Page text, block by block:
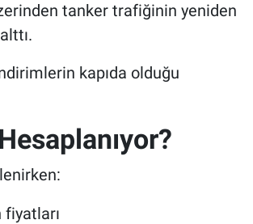
tanker trafiğinin yeniden
kapıda olduğu
fiyatları